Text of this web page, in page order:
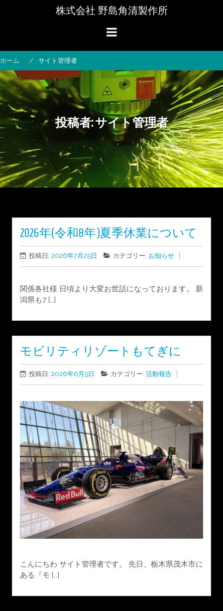
ツ
へ
ス
キ
ッ
プ
株式会社 野島角清製作所
ホーム サイト管理者
投稿者:サイト管理者
2026年(令和8年)夏季休業について
投稿日: 2026年7月25日 カテゴリー: お知らせ
関係各社様 日頃より大変お世話になっております。 新
潟県も7 […]
モビリティリゾートもてぎに
投稿日: 2026年6月5日 カテゴリー: 活動報告
こんにちわ サイト管理者です。 先日、栃木県茂木市に
ある『モ […]